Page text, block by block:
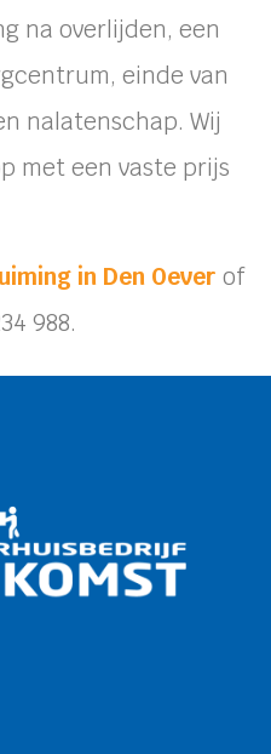
na overlijden, een
einde van
nalatenschap. Wij
met een vaste prijs
in Den Oever of
988.